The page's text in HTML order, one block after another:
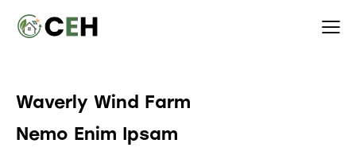
Waverly Wind Farm
Nemo Enim Ipsam